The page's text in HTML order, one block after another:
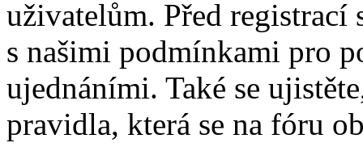
uživatelům. Před registrací
s našimi podmínkami pro
ujednáními. Také se
pravidla, která se na fóru